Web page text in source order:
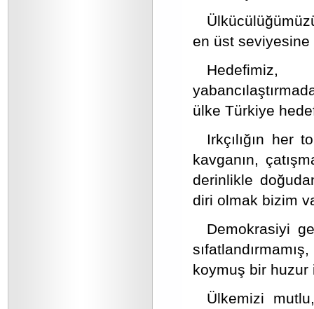
en üst seviyesine
Hedefimiz,
ülke Türkiye
Irkçılığın her
kavganın,
derinlikle
diri olmak bizim
Demokrasiyi
koymuş bir
Ülkemizi